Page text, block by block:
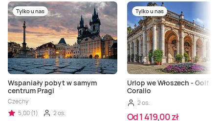
Tylko u nas
Wspaniały pobyt w samym
centrum Pragi
Czechy
5,00 (1)
2 os.
Tylko u nas
Urlop we Włoszech - Golf
Corallo
2 os.
Od 1 419,00 zł